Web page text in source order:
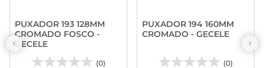
PUXADOR 193 128MM
CROMADO FOSCO -
GECELE
(0)
PUXADOR 194 160MM
CROMADO - GECELE
(0)